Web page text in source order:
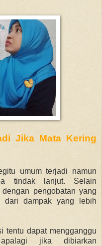
Jika Mata Kering
umum terjadi namun
tindak lanjut. Selain
pengobatan yang
dari dampak yang lebih
tentu dapat mengganggu
apalagi jika dibiarkan